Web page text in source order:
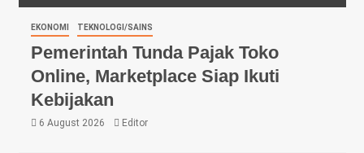
EKONOMI TEKNOLOGI/SAINS
Pemerintah Tunda Pajak Toko
Online, Marketplace Siap Ikuti
Kebijakan
6 August 2026 Editor